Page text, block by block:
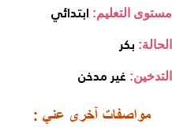
مستوى التعليم: ابتدائي
الحالة: بكر
التدخين: غير مدخن